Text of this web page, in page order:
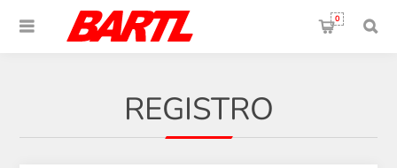
0
REGISTRO